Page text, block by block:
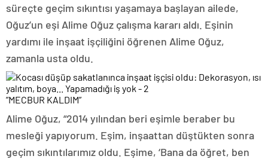
süreçte geçim sıkıntısı yaşamaya başlayan ailede,
Oğuz’un eşi Alime Oğuz çalışma kararı aldı. Eşinin
yardımı ile inşaat işçiliğini öğrenen Alime Oğuz,
zamanla usta oldu.
”MECBUR KALDIM”
Alime Oğuz, “2014 yılından beri eşimle beraber bu
mesleği yapıyorum. Eşim, inşaattan düştükten sonra
geçim sıkıntılarımız oldu. Eşime, ‘Bana da öğret, ben